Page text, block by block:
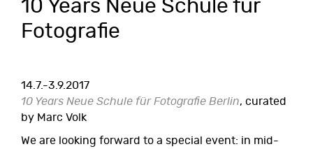
10 Years Neue Schule für
Fotografie
14.7.-3.9.2017
10 Years Neue Schule für Fotografie Berlin, curated
by Marc Volk
We are looking forward to a special event: in mid-